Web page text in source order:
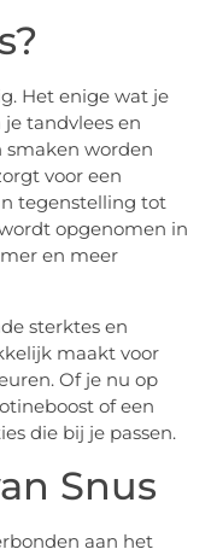
Het enige wat je
tandvlees en
smaken worden
voor een
tegenstelling tot
opgenomen in
en meer
sterktes en
maakt voor
Of je nu op
of een
die bij je passen.
Snus
aan het